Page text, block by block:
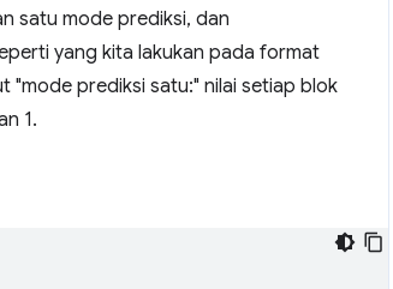
satu mode prediksi, dan
yang kita lakukan pada format
"mode prediksi satu:" nilai setiap blok
1.